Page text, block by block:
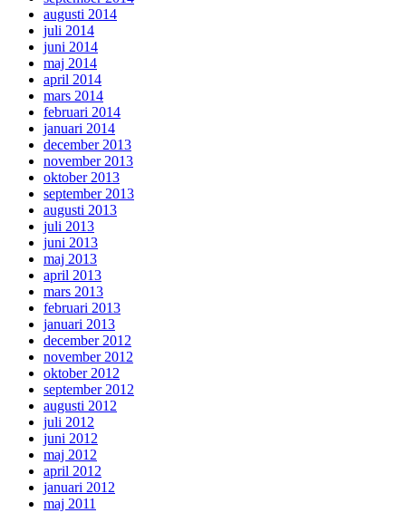
augusti 2014
juli 2014
juni 2014
maj 2014
april 2014
mars 2014
februari 2014
januari 2014
december 2013
november 2013
oktober 2013
september 2013
augusti 2013
juli 2013
juni 2013
maj 2013
april 2013
mars 2013
februari 2013
januari 2013
december 2012
november 2012
oktober 2012
september 2012
augusti 2012
juli 2012
juni 2012
maj 2012
april 2012
januari 2012
maj 2011